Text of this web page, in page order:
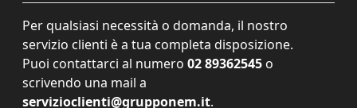
Per qualsiasi necessità o domanda, il nostro
servizio clienti è a tua completa disposizione.
Puoi contattarci al numero 02 89362545 o
scrivendo una mail a
servizioclienti@grupponem.it.